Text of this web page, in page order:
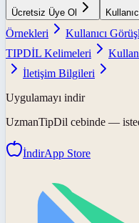
Ücretsiz Üye Ol
Örnekleri
Kullanıcı
TIPDİL Kelimeleri
İletişim Bilgileri
Uygulamayı indir
UzmanTipDil cebinde —
İndirApp Store